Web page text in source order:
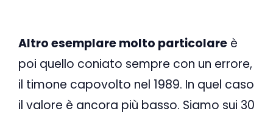
Altro esemplare molto particolare è
poi quello coniato sempre con un errore,
il timone capovolto nel 1989. In quel caso
il valore è ancora più basso. Siamo sui 30